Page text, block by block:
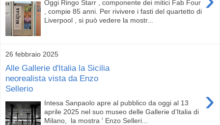
Oggi Ringo Starr , componente dei mitici Fab Four
, compie 85 anni. Per rivivere i fasti del quartetto di
Liverpool , si può vedere la mostr...
26 febbraio 2025
Alle Gallerie d'Italia la Sicilia
neorealista vista da Enzo
Sellerio
›
Intesa Sanpaolo apre al pubblico da oggi al 13
aprile 2025 nel suo museo delle Gallerie d’Italia di
Milano, la mostra ' Enzo Selleri...